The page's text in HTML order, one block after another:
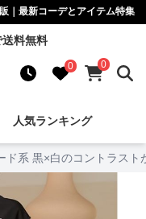
｜最新コーデとアイテム特集
料無料
0 0
人気ランキング
ド系 黒×白のコントラス